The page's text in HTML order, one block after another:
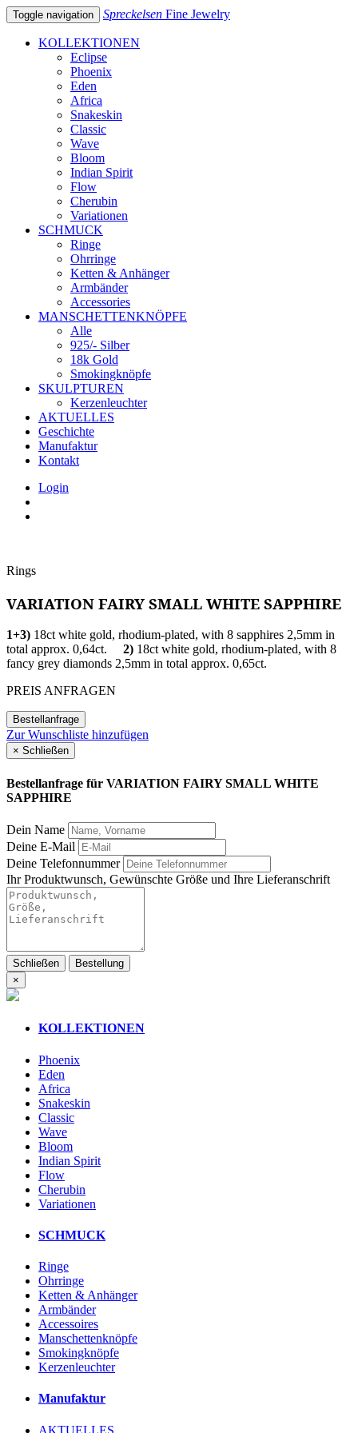
Toggle navigation Spreckelsen Fine Jewelry
KOLLEKTIONEN
Eclipse
Phoenix
Eden
Africa
Snakeskin
Classic
Wave
Bloom
Indian Spirit
Flow
Cherubin
Variationen
SCHMUCK
Ringe
Ohrringe
Ketten & Anhänger
Armbänder
Accessories
MANSCHETTENKNÖPFE
Alle
925/- Silber
18k Gold
Smokingknöpfe
SKULPTUREN
Kerzenleuchter
AKTUELLES
Geschichte
Manufaktur
Kontakt
Login
Rings
VARIATION FAIRY SMALL WHITE SAPPHIRE
1+3) 18ct white gold, rhodium-plated, with 8 sapphires 2,5mm in
total approx. 0,64ct. 2) 18ct white gold, rhodium-plated, with 8
fancy grey diamonds 2,5mm in total approx. 0,65ct.
PREIS ANFRAGEN
Bestellanfrage
Zur Wunschliste hinzufügen
× Schließen
Bestellanfrage für VARIATION FAIRY SMALL WHITE
SAPPHIRE
Dein Name
Deine E-Mail
Deine Telefonnummer
Ihr Produktwunsch, Gewünschte Größe und Ihre Lieferanschrift
Schließen
Bestellung
×
KOLLEKTIONEN
Phoenix
Eden
Africa
Snakeskin
Classic
Wave
Bloom
Indian Spirit
Flow
Cherubin
Variationen
SCHMUCK
Ringe
Ohrringe
Ketten & Anhänger
Armbänder
Accessoires
Manschettenknöpfe
Smokingknöpfe
Kerzenleuchter
Manufaktur
AKTUELLES